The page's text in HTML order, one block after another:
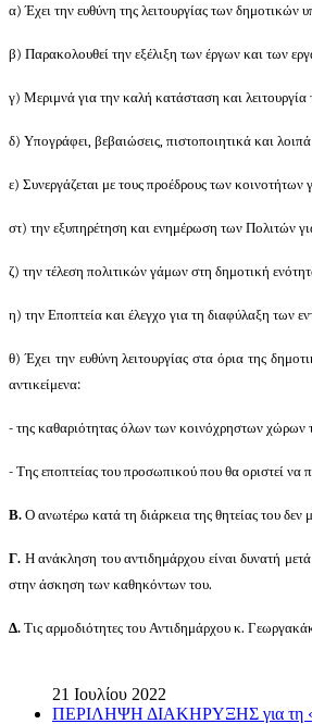
α) Έχει την ευθύνη της λειτουργίας των δημοτικών
β) Παρακολουθεί την εξέλιξη των έργων και των
γ) Μεριμνά για την καλή κατάσταση και
δ) Υπογράφει, βεβαιώσεις, πιστοποιητικά και
ε) Συνεργάζεται με τους προέδρους των
στ) την εξυπηρέτηση και ενημέρωση των Πολιτών
ζ) την τέλεση πολιτικών γάμων στη δημοτική
η) την Εποπτεία και έλεγχο για τη διαφύλαξη των
θ) Έχει την ευθύνη λειτουργίας στα όρια της
αντικείμενα:
- της καθαριότητας όλων των κοινόχρηστων χώρων
- Της εποπτείας του προσωπικού που θα οριστεί να
Β. Ο ανωτέρω κατά τη διάρκεια της θητείας του δεν
Γ. Η ανάκληση του αντιδημάρχου είναι δυνατή
στην άσκηση των καθηκόντων του.
Δ. Τις αρμοδιότητες του Αντιδημάρχου κ.
21 Ιουλίου 2022
ΠΕΡΙΛΗΨΗ ΔΙΑΚΗΡΥΞΗΣ για τη